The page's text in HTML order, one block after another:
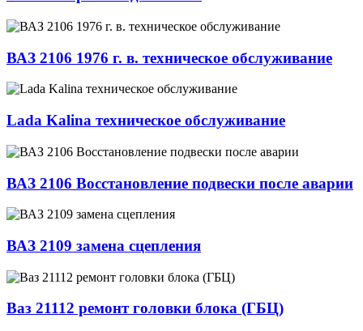
ВАЗ 2106 1976 г. в. техническое обслуживание
Lada Kalina техническое обслуживание
ВАЗ 2106 Восстановление подвески после аварии
ВАЗ 2109 замена сцепления
Ваз 21112 ремонт головки блока (ГБЦ)